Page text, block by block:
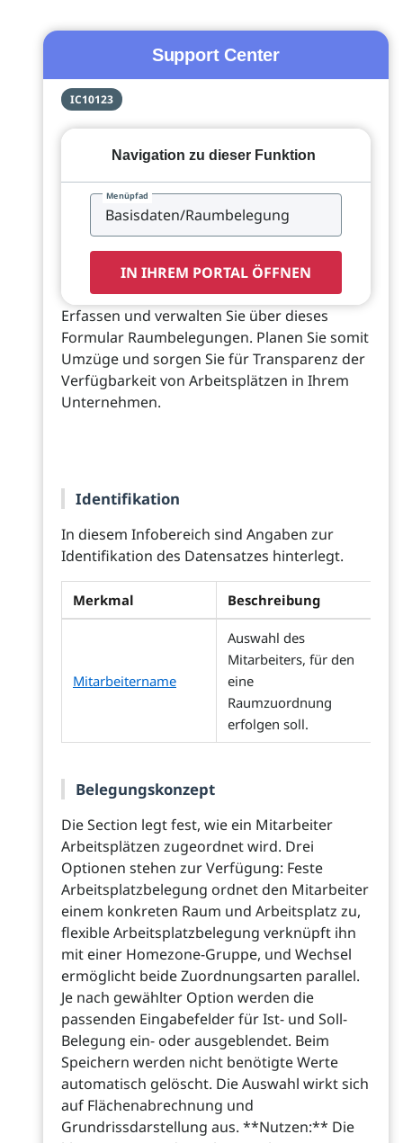
Support Center
IC10123
Navigation zu dieser Funktion
Menüpfad
IN IHREM PORTAL ÖFFNEN
Erfassen und verwalten Sie über dieses
Formular Raumbelegungen. Planen Sie somit
Umzüge und sorgen Sie für Transparenz der
Verfügbarkeit von Arbeitsplätzen in Ihrem
Unternehmen.
Identifikation
In diesem Infobereich sind Angaben zur
Identifikation des Datensatzes hinterlegt.
Merkmal Beschreibung
Mitarbeitername
Auswahl des
Mitarbeiters, für den
eine
Raumzuordnung
erfolgen soll.
Belegungskonzept
Die Section legt fest, wie ein Mitarbeiter
Arbeitsplätzen zugeordnet wird. Drei
Optionen stehen zur Verfügung: Feste
Arbeitsplatzbelegung ordnet den Mitarbeiter
einem konkreten Raum und Arbeitsplatz zu,
flexible Arbeitsplatzbelegung verknüpft ihn
mit einer Homezone-Gruppe, und Wechsel
ermöglicht beide Zuordnungsarten parallel.
Je nach gewählter Option werden die
passenden Eingabefelder für Ist- und Soll-
Belegung ein- oder ausgeblendet. Beim
Speichern werden nicht benötigte Werte
automatisch gelöscht. Die Auswahl wirkt sich
auf Flächenabrechnung und
Grundrissdarstellung aus. **Nutzen:** Die